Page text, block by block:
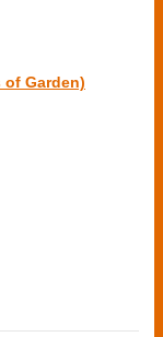
of Garden)